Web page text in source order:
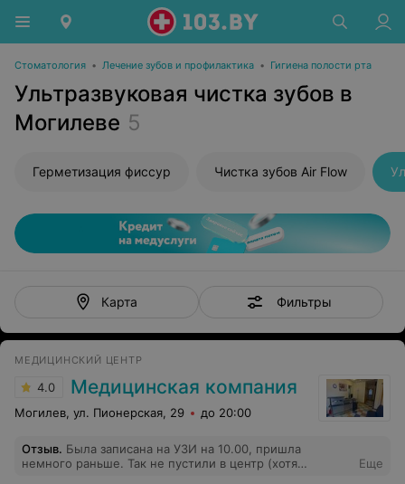
Стоматология • Лечение зубов и профилактика • Гигиена полости рта
Ультразвуковая чистка зубов в
Могилеве 5
Герметизация фиссур Чистка зубов Air Flow
Карта Фильтры
МЕДИЦИНСКИЙ ЦЕНТР
4.0 Медицинская компания
Могилев, ул. Пионерская, 29 до 20:00
Отзыв. Была записана на УЗИ на 10.00, пришла
немного раньше. Так не пустили в центр (хотя
Еще